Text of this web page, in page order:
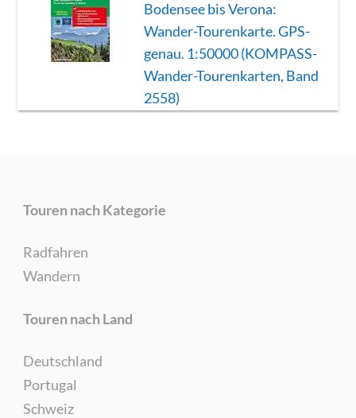
Bodensee bis Verona:
Wander-Tourenkarte. GPS-
genau. 1:50000 (KOMPASS-
Wander-Tourenkarten, Band
2558)
Touren nach Kategorie
Radfahren
Wandern
Touren nach Land
Deutschland
Portugal
Schweiz